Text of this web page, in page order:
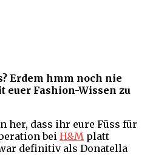
Erdem hmm noch nie
euer Fashion-Wissen zu
her, dass ihr eure Füss für
bei H&M platt
definitiv als Donatella